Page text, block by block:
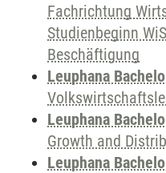
Fachrichtung
Studienbeginn
Beschäftigung
Leuphana
Leuphana
Growth and
Leuphana